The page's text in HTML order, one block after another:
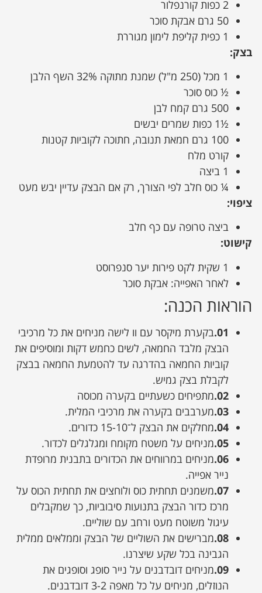
2 כפות קורנפלור
50 גרם אבקת סוכר
1 כפית קליפת לימון מגוררת
בצק:
1 מכל (250 מ"ל) שמנת מתוקה 32% השף הלבן
½ כוס סוכר
500 גרם קמח לבן
½1 כפות שמרים יבשים
100 גרם חמאת תנובה, חתוכה לקוביות קטנות
קורט מלח
1 ביצה
¼ כוס חלב לפי הצורך, רק אם הבצק עדיין יבש מעט
ציפוי:
ביצה טרופה עם כף חלב
קישוט:
1 שקית לקט פירות יער סנפרוסט
לאחר האפייה: אבקת סוכר
הוראות הכנה:
01. בקערת מיקסר עם וו לישה מניחים את כל מרכיבי
הבצק מלבד החמאה, לשים כחמש דקות ומוסיפים את
קוביות החמאה בהדרגה עד להטמעת החמאה בבצק
לקבלת בצק גמיש.
02. מתפיחים כשעתיים בקערה מכוסה
03. מערבבים בקערה את מרכיבי המלית.
04. מחלקים את הבצק ל־15-10 כדורים.
05. מניחים על משטח מקומח ומגלגלים לכדור.
06. מניחים במרווחים את הכדורים בתבנית מרופדת
נייר אפייה.
07. משמנים תחתית כוס ולוחצים את תחתית הכוס על
מרכז כדור הבצק בתנועות סיבוביות, כך שמקבלים
עיגול משוטח מעט ורחב עם שוליים.
08. מברישים את השוליים של הבצק וממלאים ממלית
הגבינה בכל שקע שיצרנו.
09. מניחים דובדבנים על נייר סופג וסופגים את
הנוזלים, מניחים על כל מאפה 3-2 דובדבנים.